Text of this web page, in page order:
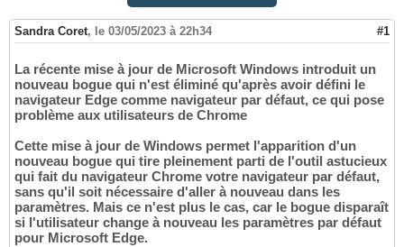
Sandra Coret, le 03/05/2023 à 22h34 #1
La récente mise à jour de Microsoft Windows introduit un
nouveau bogue qui n'est éliminé qu'après avoir défini le
navigateur Edge comme navigateur par défaut, ce qui pose
problème aux utilisateurs de Chrome
Cette mise à jour de Windows permet l'apparition d'un
nouveau bogue qui tire pleinement parti de l'outil astucieux
qui fait du navigateur Chrome votre navigateur par défaut,
sans qu'il soit nécessaire d'aller à nouveau dans les
paramètres. Mais ce n'est plus le cas, car le bogue disparaît
si l'utilisateur change à nouveau les paramètres par défaut
pour Microsoft Edge.